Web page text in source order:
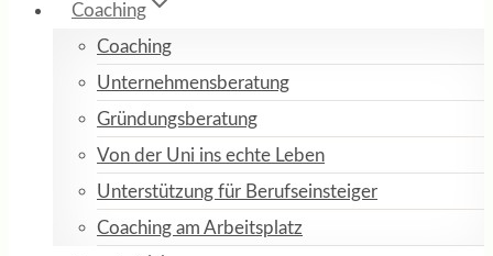
Coaching
Coaching
Unternehmensberatung
Gründungsberatung
Von der Uni ins echte Leben
Unterstützung für Berufseinsteiger
Coaching am Arbeitsplatz